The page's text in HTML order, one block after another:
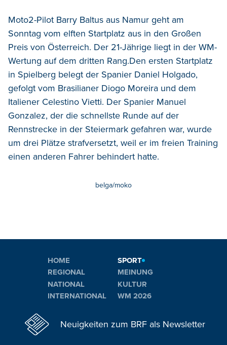
Moto2-Pilot Barry Baltus aus Namur geht am
Sonntag vom elften Startplatz aus in den Großen
Preis von Österreich. Der 21-Jährige liegt in der WM-
Wertung auf dem dritten Rang.Den ersten Startplatz
in Spielberg belegt der Spanier Daniel Holgado,
gefolgt vom Brasilianer Diogo Moreira und dem
Italiener Celestino Vietti. Der Spanier Manuel
Gonzalez, der die schnellste Runde auf der
Rennstrecke in der Steiermark gefahren war, wurde
um drei Plätze strafversetzt, weil er im freien Training
einen anderen Fahrer behindert hatte.
belga/moko
HOME
REGIONAL
NATIONAL
INTERNATIONAL
SPORT
MEINUNG
KULTUR
WM 2026
Neuigkeiten zum BRF als Newsletter